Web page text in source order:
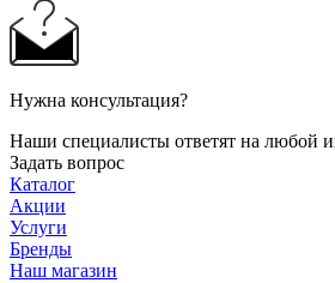
Нужна консультация?
Наши специалисты ответят на любой
Задать вопрос
Каталог
Акции
Услуги
Бренды
Наш магазин